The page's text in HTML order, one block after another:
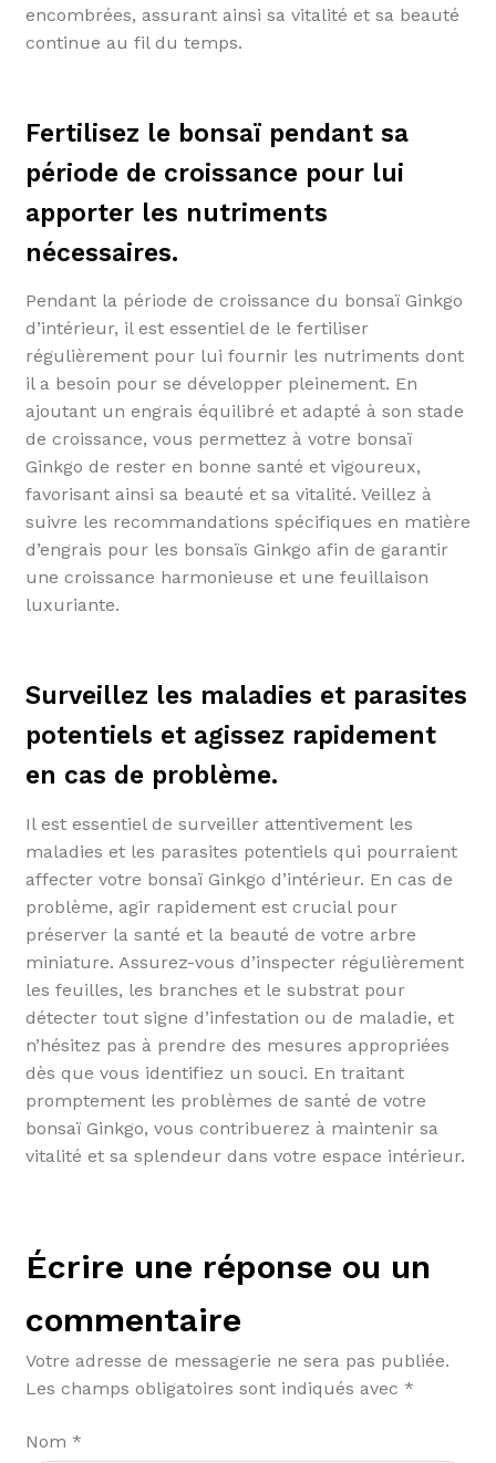
encombrées, assurant ainsi sa vitalité et sa beauté
continue au fil du temps.
Fertilisez le bonsaï pendant sa
période de croissance pour lui
apporter les nutriments
nécessaires.
Pendant la période de croissance du bonsaï Ginkgo
d’intérieur, il est essentiel de le fertiliser
régulièrement pour lui fournir les nutriments dont
il a besoin pour se développer pleinement. En
ajoutant un engrais équilibré et adapté à son stade
de croissance, vous permettez à votre bonsaï
Ginkgo de rester en bonne santé et vigoureux,
favorisant ainsi sa beauté et sa vitalité. Veillez à
suivre les recommandations spécifiques en matière
d’engrais pour les bonsaïs Ginkgo afin de garantir
une croissance harmonieuse et une feuillaison
luxuriante.
Surveillez les maladies et parasites
potentiels et agissez rapidement
en cas de problème.
Il est essentiel de surveiller attentivement les
maladies et les parasites potentiels qui pourraient
affecter votre bonsaï Ginkgo d’intérieur. En cas de
problème, agir rapidement est crucial pour
préserver la santé et la beauté de votre arbre
miniature. Assurez-vous d’inspecter régulièrement
les feuilles, les branches et le substrat pour
détecter tout signe d’infestation ou de maladie, et
n’hésitez pas à prendre des mesures appropriées
dès que vous identifiez un souci. En traitant
promptement les problèmes de santé de votre
bonsaï Ginkgo, vous contribuerez à maintenir sa
vitalité et sa splendeur dans votre espace intérieur.
Écrire une réponse ou un
commentaire
Votre adresse de messagerie ne sera pas publiée.
Les champs obligatoires sont indiqués avec *
Nom *